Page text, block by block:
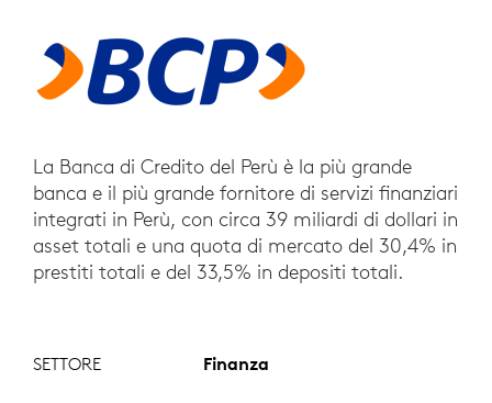
La Banca di Credito del Perù è la più grande
banca e il più grande fornitore di servizi finanziari
integrati in Perù, con circa 39 miliardi di dollari in
asset totali e una quota di mercato del 30,4% in
prestiti totali e del 33,5% in depositi totali.
SETTORE Finanza